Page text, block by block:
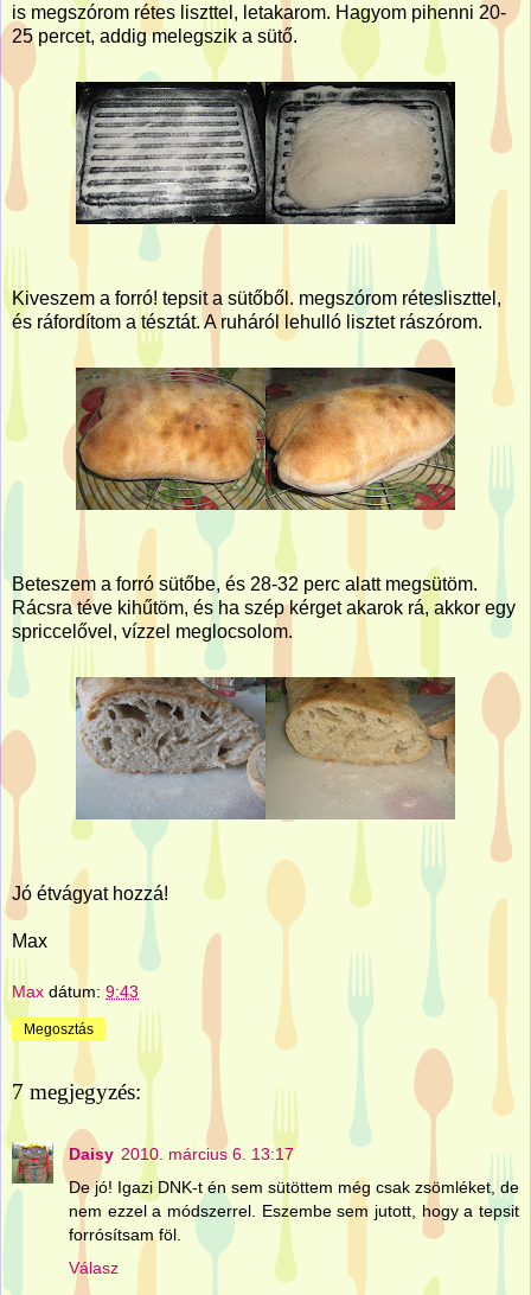
is megszórom rétes liszttel, letakarom. Hagyom pihenni 20-
25 percet, addig melegszik a sütő.
Kiveszem a forró! tepsit a sütőből. megszórom rétesliszttel,
és ráfordítom a tésztát. A ruháról lehulló lisztet rászórom.
Beteszem a forró sütőbe, és 28-32 perc alatt megsütöm.
Rácsra téve kihűtöm, és ha szép kérget akarok rá, akkor egy
spriccelővel, vízzel meglocsolom.
Jó étvágyat hozzá!
Max
Max dátum: 9:43
Megosztás
7 megjegyzés:
Daisy 2010. március 6. 13:17
De jó! Igazi DNK-t én sem sütöttem még csak zsömléket, de
nem ezzel a módszerrel. Eszembe sem jutott, hogy a tepsit
forrósítsam föl.
Válasz